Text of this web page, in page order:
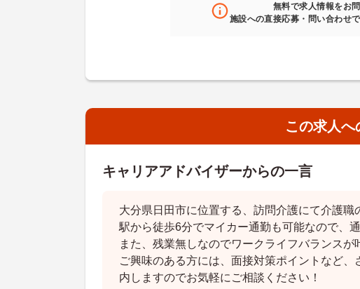
無料で求人情報をお
施設への直接応募・問い合わせ
この求人へ
キャリアアドバイザーからの一言
大分県日田市に位置する、訪問介護にて介護職
駅から徒歩6分でマイカー通勤も可能なので、
また、残業無しなのでワークライフバランス
ご興味のある方には、面接対策ポイントなど、
内しますのでお気軽にご相談ください！